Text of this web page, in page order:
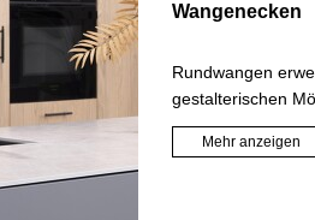
Wangenecken
Rundwangen
gestalterischen
Mehr anzeigen